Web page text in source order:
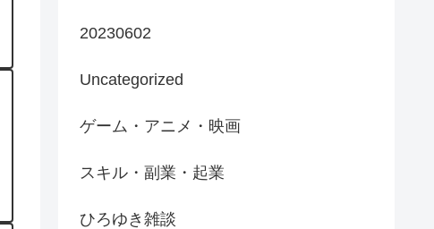
20230602
Uncategorized
ゲーム・アニメ・映画
スキル・副業・起業
ひろゆき雑談